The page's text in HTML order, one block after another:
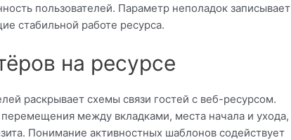
пользователей. Параметр неполадок записывает
стабильной работе ресурса.
на ресурсе
раскрывает схемы связи гостей с веб-ресурсом.
между вкладками, места начала и ухода,
Понимание активностных шаблонов содействует